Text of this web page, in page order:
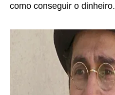
como conseguir o dinheiro.